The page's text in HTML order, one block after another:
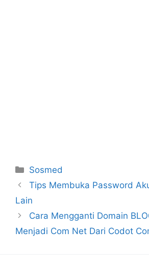
Categories
Sosmed
Tips Membuka Password
Lain
Cara Mengganti Domain
Menjadi Com Net Dari Codot